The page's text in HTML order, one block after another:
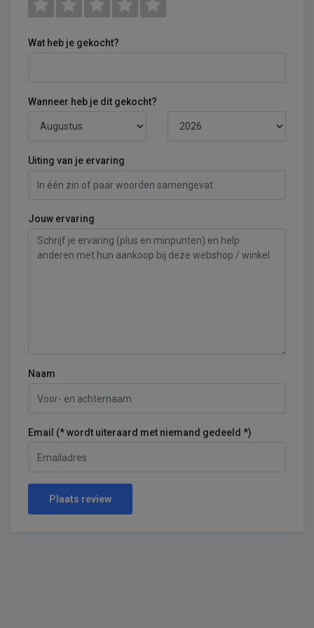
Wat heb je gekocht?
Wanneer heb je dit gekocht?
Uiting van je ervaring
Jouw ervaring
Naam
Email (* wordt uiteraard met niemand gedeeld *)
Plaats review